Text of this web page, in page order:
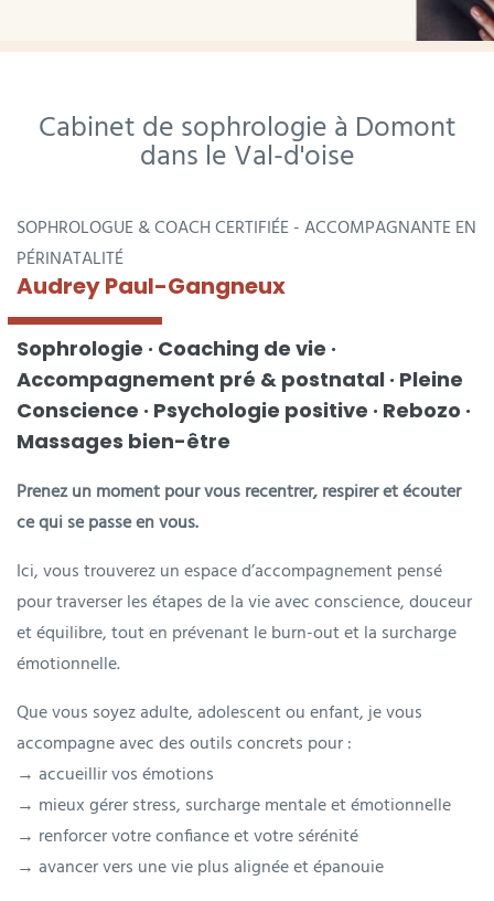
Cabinet de sophrologie à Domont
dans le ​Val-d'oise
SOPHROLOGUE & COACH CERTIFIÉE - ACCOMPAGNANTE EN
PÉRINATALITÉ
Audrey Paul-Gangneux
Sophrologie · Coaching de vie ·
Accompagnement pré & postnatal · Pleine
Conscience · Psychologie positive · Rebozo ·
Massages bien-être
Prenez un moment pour vous recentrer, respirer et écouter
ce qui se passe en vous.
Ici, vous trouverez un espace d’accompagnement pensé
pour traverser les étapes de la vie avec conscience, douceur
et équilibre, tout en prévenant le burn-out et la surcharge
émotionnelle.
Que vous soyez adulte, adolescent ou enfant, je vous
accompagne avec des outils concrets pour :
→ accueillir vos émotions
→ mieux gérer stress, surcharge mentale et émotionnelle
→ renforcer votre confiance et votre sérénité
→ avancer vers une vie plus alignée et épanouie